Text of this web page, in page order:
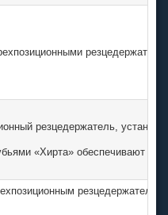
резцедержатель,
«Хирта» обеспечивают